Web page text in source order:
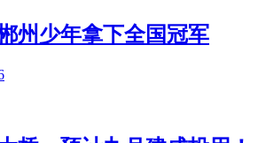
州少年拿下全国冠军